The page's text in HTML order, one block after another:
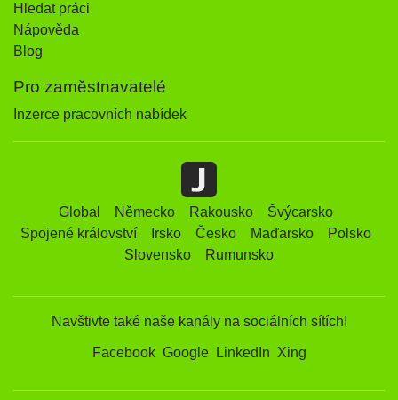
Hledat práci
Nápověda
Blog
Pro zaměstnavatelé
Inzerce pracovních nabídek
Global Německo Rakousko
Švýcarsko
Spojené království
Irsko Česko Maďarsko
Polsko
Slovensko
Rumunsko
Navštivte také naše kanály na sociálních sítích!
Facebook Google LinkedIn Xing